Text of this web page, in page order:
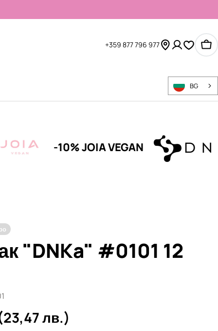
+359 877 796 977
BG
-10% JOIA VEGAN
"DNKa" #0101 12
лв.)